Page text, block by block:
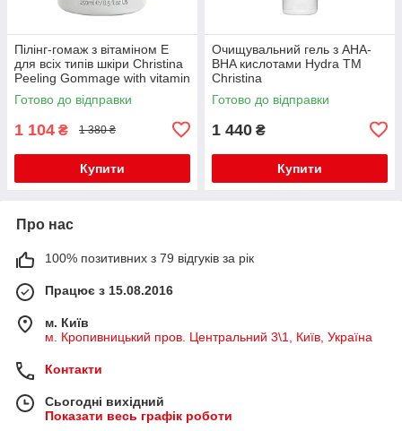
Пілінг-гомаж з вітаміном Е
для всіх типів шкіри Christina
Peeling Gommage with vitamin
E, 250 мл
Готово до відправки
1 104 ₴ 1 380 ₴
Купити
Очищувальний гель з AHA-
BHA кислотами Hydra TM
Christina
Готово до відправки
1 440 ₴
Купити
Про нас
100% позитивних з 79 відгуків за рік
Працює з 15.08.2016
м. Київ
м. Кропивницький пров. Центральний 3\1, Київ, Україна
Контакти
Сьогодні вихідний
Показати весь графік роботи